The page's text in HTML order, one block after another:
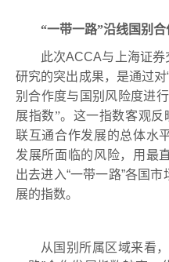
“一带一路”沿线国别
此次ACCA与上海证券
研究的突出成果，是通过对
别合作度与国别风险度进
展指数”。这一指数客观反
联互通合作发展的总体水
发展所面临的风险， 用最
出去进入“一带一路”各国市
展的指数。
从国别所属区域来看